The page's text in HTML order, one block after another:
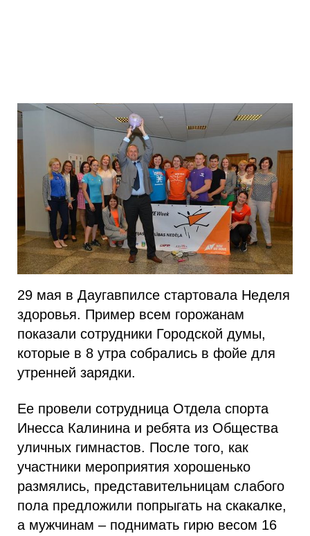
29 мая в Даугавпилсе стартовала Неделя
здоровья. Пример всем горожанам
показали сотрудники Городской думы,
которые в 8 утра собрались в фойе для
утренней зарядки.
Ее провели сотрудница Отдела спорта
Инесса Калинина и ребята из Общества
уличных гимнастов. После того, как
участники мероприятия хорошенько
размялись, представительницам слабого
пола предложили попрыгать на скакалке,
а мужчинам – поднимать гирю весом 16